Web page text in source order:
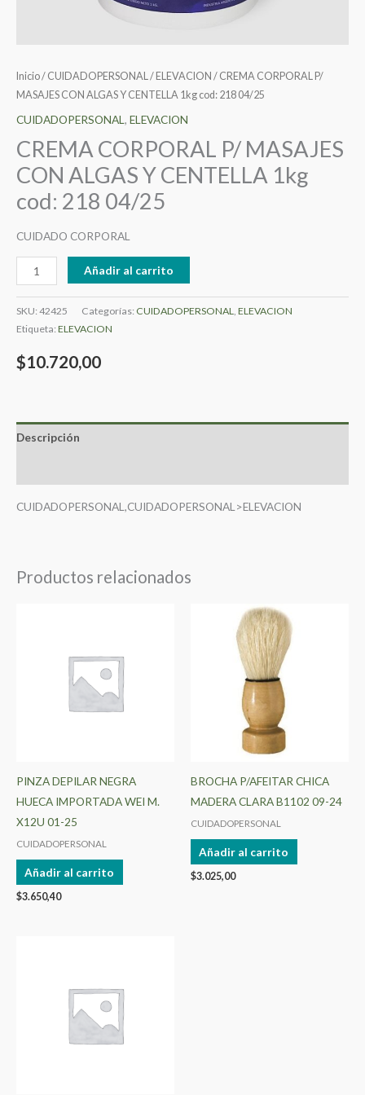
Inicio/ CUIDADOPERSONAL / ELEVACION / CREMA CORPORAL P/
MASAJES CON ALGAS Y CENTELLA 1kg cod: 218 04/25
CUIDADOPERSONAL, ELEVACION
CREMA CORPORAL P/ MASAJES
CON ALGAS Y CENTELLA 1kg
cod: 218 04/25
CUIDADO CORPORAL
Añadir al carrito
SKU: 42425 Categorías: CUIDADOPERSONAL, ELEVACION
Etiqueta: ELEVACION
$10.720,00
Descripción
CUIDADOPERSONAL,CUIDADOPERSONAL>ELEVACION
Productos relacionados
PINZA DEPILAR NEGRA
HUECA IMPORTADA WEI M.
X12U 01-25
CUIDADOPERSONAL
Añadir al carrito
$3.650,40
BROCHA P/AFEITAR CHICA
MADERA CLARA B1102 09-24
CUIDADOPERSONAL
Añadir al carrito
$3.025,00